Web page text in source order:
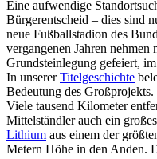
Eine aufwendige
Bürgerentscheid – dies sind
neue Fußballstadion des
vergangenen Jahren
Grundsteinlegung gefeiert,
In unsererTitelgeschichte
Bedeutung des Großprojekts.
Viele tausend Kilometer
Mittelständler auch ein
Lithium aus einem der
Metern Höhe in den Anden.